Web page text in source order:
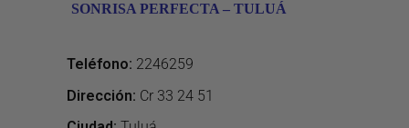
SONRISA PERFECTA – TULUÁ
Teléfono: 2246259
Dirección: Cr 33 24 51